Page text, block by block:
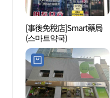
[事後免稅店]Smart藥局
(스마트약국)